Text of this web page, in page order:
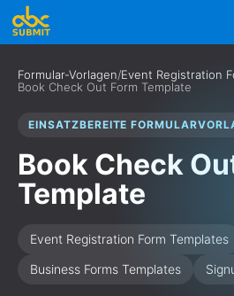
Formular-Vorlagen/Event Registration
Book Check Out Form Template
EINSATZBEREITE
Book Check
Template
Event Registration Form Templates
Business Forms Templates